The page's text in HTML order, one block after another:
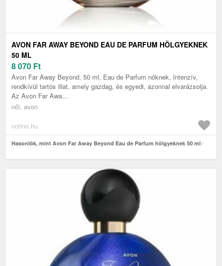
AVON FAR AWAY BEYOND EAU DE PARFUM HÖLGYEKNEK
50 ML
8 070 Ft
Avon Far Away Beyond, 50 ml, Eau de Parfum nőknek, Intenzív,
rendkívül tartós illat, amely gazdag, és egyedi, azonnal elvarázsolja.
Az Avon Far Awa...
női, avon
notino.hu
Hasonlók, mint Avon Far Away Beyond Eau de Parfum hölgyeknek 50 ml